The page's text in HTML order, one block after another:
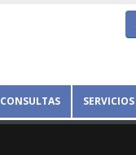
CONSULTAS SERVICIOS